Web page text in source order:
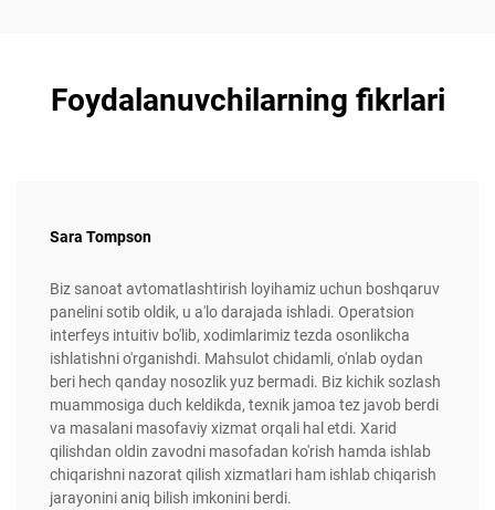
Foydalanuvchilarning fikrlari
Sara Tompson
Biz sanoat avtomatlashtirish loyihamiz uchun boshqaruv
panelini sotib oldik, u a'lo darajada ishladi. Operatsion
interfeys intuitiv bo'lib, xodimlarimiz tezda osonlikcha
ishlatishni o'rganishdi. Mahsulot chidamli, o'nlab oydan
beri hech qanday nosozlik yuz bermadi. Biz kichik sozlash
muammosiga duch keldikda, texnik jamoa tez javob berdi
va masalani masofaviy xizmat orqali hal etdi. Xarid
qilishdan oldin zavodni masofadan ko'rish hamda ishlab
chiqarishni nazorat qilish xizmatlari ham ishlab chiqarish
jarayonini aniq bilish imkonini berdi.